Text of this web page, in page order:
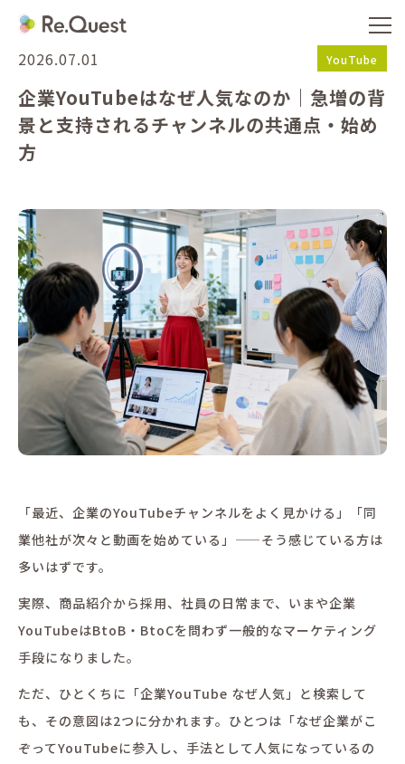
2026.07.01 YouTube
企業YouTubeはなぜ人気なのか｜急増の背
景と支持されるチャンネルの共通点・始め
方
「最近、企業のYouTubeチャンネルをよく見かける」「同
業他社が次々と動画を始めている」——そう感じている方は
多いはずです。
実際、商品紹介から採用、社員の日常まで、いまや企業
YouTubeはBtoB・BtoCを問わず一般的なマーケティング
手段になりました。
ただ、ひとくちに「企業YouTube なぜ人気」と検索して
も、その意図は2つに分かれます。ひとつは「なぜ企業がこ
ぞってYouTubeに参入し、手法として人気になっているの